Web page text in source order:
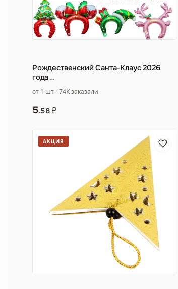
Рождественский Санта-Клаус 2026
года…
от 1 шт 74K заказали
5.58 ₽
АКЦИЯ